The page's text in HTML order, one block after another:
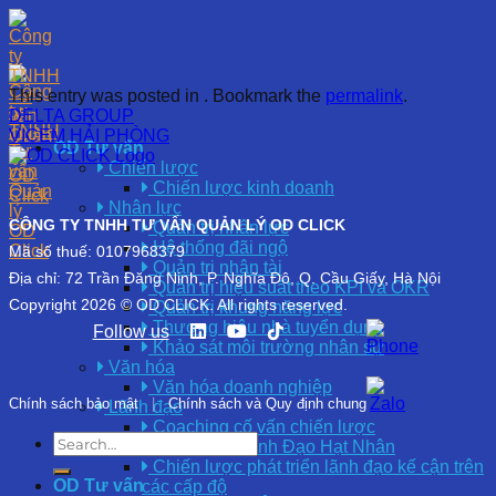
Skip
to
content
OD Tư vấn
Chiến lược
Chiến lược kinh doanh
Nhân lực
Quản trị nhân lực
Hệ thống đãi ngộ
Quản trị nhân tài
Quản trị hiệu suất theo KPI và OKR
Quản trị khung năng lực
Thương hiệu nhà tuyển dụng
Khảo sát môi trường nhân sự
Văn hóa
Văn hóa doanh nghiệp
Lãnh đạo
Coaching cố vấn chiến lược
Phát Triển Lãnh Đạo Hạt Nhân
Chiến lược phát triển lãnh đạo kế cận trên
các cấp độ
This entry was posted in . Bookmark the permalink.
DELTA GROUP
VICEM HẢI PHÒNG
CÔNG TY TNHH TƯ VẤN QUẢN LÝ OD CLICK
Mã số thuế: 0107968379
Địa chỉ: 72 Trần Đăng Ninh, P. Nghĩa Đô, Q. Cầu Giấy, Hà Nội
Copyright 2026 © OD CLICK. All rights reserved.
Follow us
Chính sách bảo mật | Chính sách và Quy định chung
OD Tư vấn